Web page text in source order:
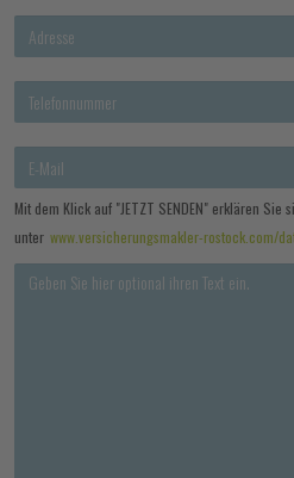
Mit dem Klick auf "JETZT SENDEN" erklären
unter www.versicherungsmakler-rostock.com/